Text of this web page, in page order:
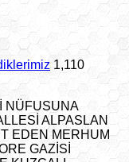
1,110
NÜFUSUNA
ALPASLAN
EDEN MERHUM
GAZİSİ